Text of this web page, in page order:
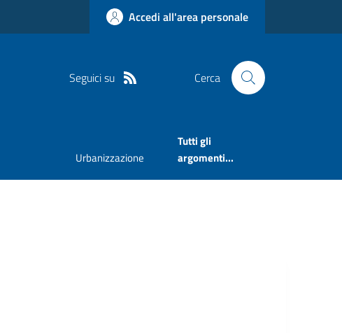
Accedi all'area personale
Seguici su Cerca
Urbanizzazione
Tutti gli
argomenti...